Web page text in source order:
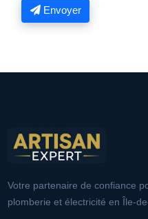
Envoyer
Votre partenaire de confiance
plomberie et électricité en Île-